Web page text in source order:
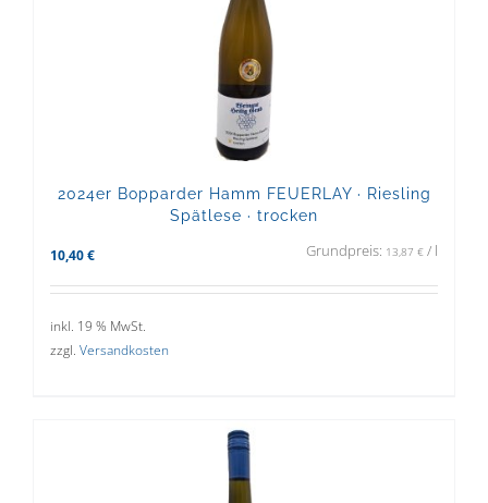
2024er Bopparder Hamm FEUERLAY · Riesling
Spätlese · trocken
10,40 € Grundpreis: 13,87 € / l
inkl. 19 % MwSt.
zzgl. Versandkosten